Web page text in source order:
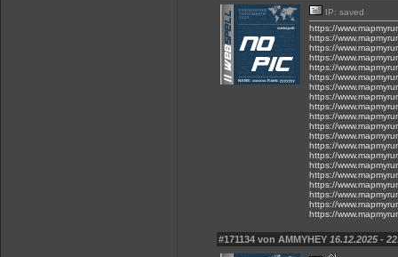
IP: saved
https://
https://
https://
https://
https://
https://
https://
https://
https://
https://
https://
https://
https://
https://
https://
https://
https://
https://
https://
https://
#171134 von AMMYHEY 16.12.2025 -